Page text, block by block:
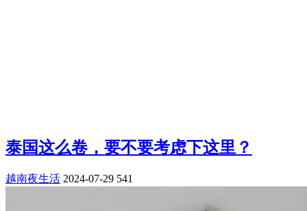
泰国这么卷，要不要考虑下这里？
越南夜生活 2024-07-29 541